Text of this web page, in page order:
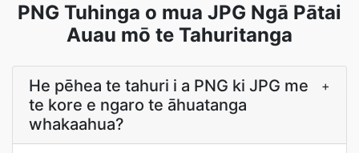
PNG Tuhinga o mua JPG Ngā Pātai
Auau mō te Tahuritanga
He pēhea te tahuri i a PNG ki JPG me
te kore e ngaro te āhuatanga
whakaahua?
+